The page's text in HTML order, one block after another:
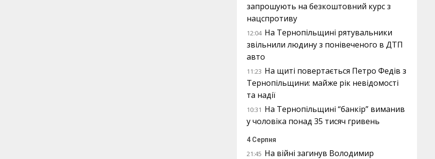
запрошують на безкоштовний курс з
нацспротиву
12:04 На Тернопільщині рятувальники
звільнили людину з понівеченого в ДТП
авто
11:23 На щиті повертається Петро Федів з
Тернопільщини: майже рік невідомості
та надії
10:31 На Тернопільщині “банкір” виманив
у чоловіка понад 35 тисяч гривень
4 Серпня
21:45 На війні загинув Володимир